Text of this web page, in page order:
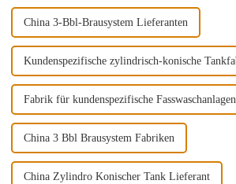
China 3-Bbl-Brausystem Lieferanten
Kundenspezifische zylindrisch-konische
Fabrik für kundenspezifische
China 3 Bbl Brausystem Fabriken
China Zylindro Konischer Tank Lieferant